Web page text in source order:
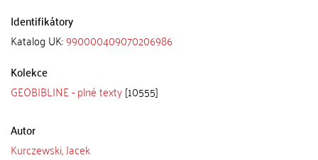
Identifikátory
Katalog UK:990000409070206986
Kolekce
GEOBIBLINE - plné texty[10555]
Autor
Kurczewski, Jacek